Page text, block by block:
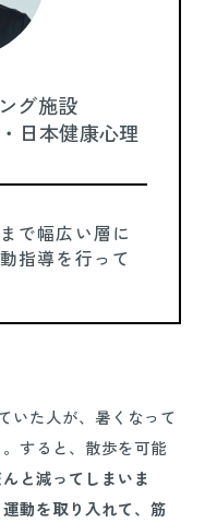
グ施設
日本健康心理
で幅広い層に
指導を行って
いた人が、暑くなって
すると、散歩を可能
と減ってしまいま
運動を取り入れて、筋